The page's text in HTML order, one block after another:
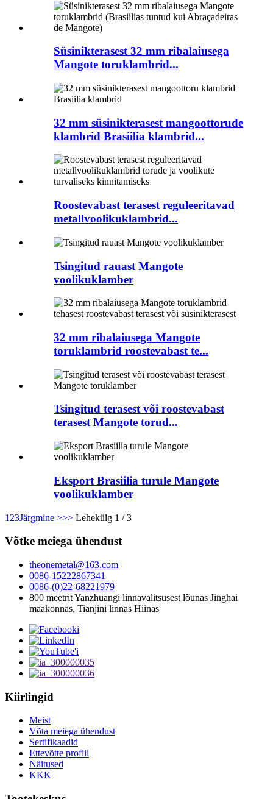
Süsinikterasest 32 mm ribalaiusega
Mangote toruklambrid...
32 mm süsinikterasest mangoottorude
klambrid Brasiilia klambrid...
Roostevabast terasest reguleeritavad
metallvoolikuklambrid...
Tsingitud rauast Mangote
voolikuklamber
32 mm ribalaiusega Mangote
toruklambrid roostevabast te...
Tsingitud terasest või roostevabast
terasest Mangote torud...
Eksport Brasiilia turule Mangote
voolikuklamber
1 23Järgmine >>> Lehekülg 1 / 3
Võtke meiega ühendust
theonemetal@163.com
0086-15222867341
0086-(0)22-68221979
800 meetrit Yanzhuangi linnavalitsusest lõunas Jinghai
maakonnas, Tianjini linnas Hiinas
Kiirlingid
Meist
Võta meiega ühendust
Sertifikaadid
Ettevõtte profiil
Näitused
KKK